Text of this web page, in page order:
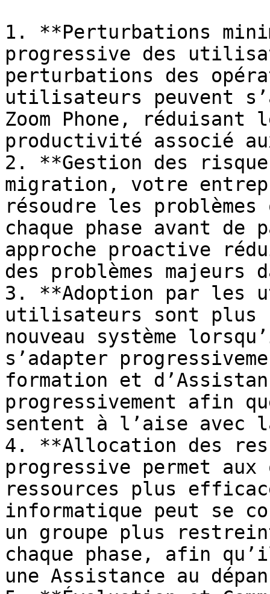
1. **Perturbations
progressive des
perturbations des
utilisateurs peuvent
Zoom Phone,
productivité associé
2. **Gestion des
migration, votre
résoudre les
chaque phase avant
approche proactive
des problèmes
3. **Adoption par les
utilisateurs sont plus
nouveau système
s’adapter
formation et
progressivement afin
sentent à l’aise avec
4. **Allocation des
progressive permet
ressources plus
informatique peut se
un groupe plus
chaque phase, afin
une Assistance au